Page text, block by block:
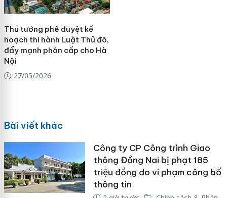
Thủ tướng phê duyệt kế
hoạch thi hành Luật Thủ đô,
đẩy mạnh phân cấp cho Hà
Nội
27/05/2026
Bài viết khác
Công ty CP Công trình Giao
thông Đồng Nai bị phạt 185
triệu đồng do vi phạm công bố
thông tin